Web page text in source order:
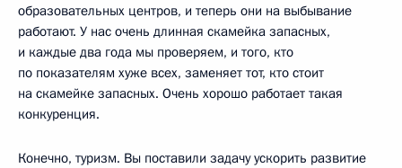
образовательных центров, и теперь они на выбывание
работают. У нас очень длинная скамейка запасных,
и каждые два года мы проверяем, и того, кто
по показателям хуже всех, заменяет тот, кто стоит
на скамейке запасных. Очень хорошо работает такая
конкуренция.
Конечно, туризм. Вы поставили задачу ускорить развитие